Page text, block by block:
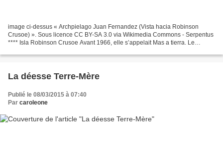
image ci-dessus « Archpielago Juan Fernandez (Vista hacia Robinson
Crusoe) ». Sous licence CC BY-SA 3.0 via Wikimedia Commons - Serpentus
**** Isla Robinson Crusoe Avant 1966, elle s’appelait Mas a tierra. Le
La déesse Terre-Mère
Publié le 08/03/2015 à 07:40
Par caroleone